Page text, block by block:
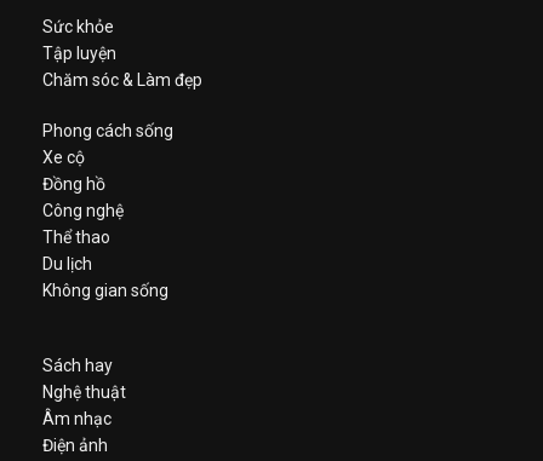
Sức khỏe
Tập luyện
Chăm sóc & Làm đẹp
Phong cách sống
Xe cộ
Đồng hồ
Công nghệ
Thể thao
Du lịch
Không gian sống
Sách hay
Nghệ thuật
Âm nhạc
Điện ảnh